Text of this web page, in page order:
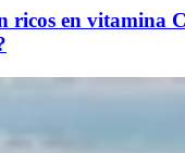
ricos en vitamina